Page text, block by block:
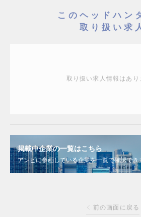
このヘッドハン
取り扱い求
取り扱い求人情報はあり
掲載中企業の一覧はこちら
アンビに参画している企業を一覧で確認でき
前の画面に戻る